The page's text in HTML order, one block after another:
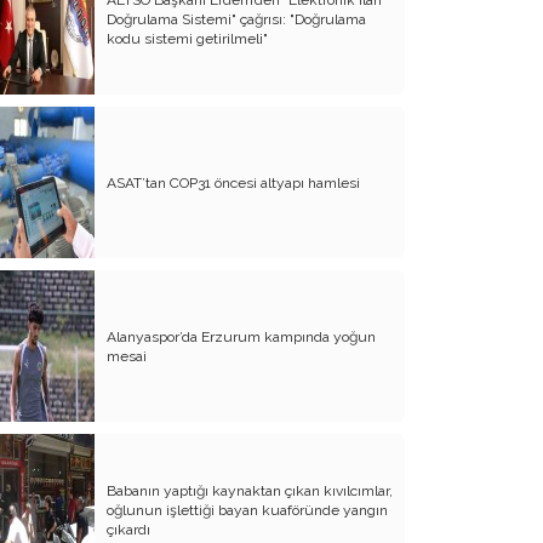
Atalay olayı; yargıyı yönetenlerin
darbesidir!..
CHP’de ne değişti?
Eğitim Sisteminde Sorunlar ve Çözüm
Önerileri
Cumhuriyet’in 100. Yılı ve AB İlişkileri
Şehitler üzerinden siyaset!..
Belediye Başkanı'na Neden Oy
Vermeliyim?
AKP'nin Mülteci Politikası ve
şehitlerimiz!..
Geleceğimize biz karar verelim!..
Kamacı’nın resti!.. İYİ Parti’nin kararı
Emine öğretmenim; Atatürk sizlere
güvendi!..
Doğrulama Sistemi" çağrısı: "Doğrulama
kodu sistemi getirilmeli"
ASAT’tan COP31 öncesi altyapı hamlesi
Alanyaspor’da Erzurum kampında yoğun
mesai
Babanın yaptığı kaynaktan çıkan kıvılcımlar,
oğlunun işlettiği bayan kuaföründe yangın
çıkardı